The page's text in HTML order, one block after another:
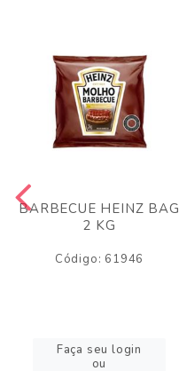
BARBECUE HEINZ BAG
2 KG
Código: 61946
Faça seu login
ou